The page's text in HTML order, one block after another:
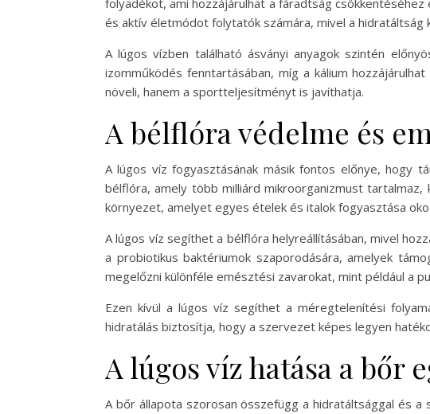
folyadékot, ami hozzájárulhat a fáradtság
és aktív életmódot folytatók számára, mivel a hidratáltság
A lúgos vízben található ásványi anyagok szintén
izomműködés fenntartásában, míg a kálium
növeli, hanem a sportteljesítményt is javíthatja.
A bélflóra védelme és
A lúgos víz fogyasztásának másik fontos előnye, hogy
bélflóra, amely több milliárd mikroorganizmust
környezet, amelyet egyes ételek és italok fogyasztása
A lúgos víz segíthet a bélflóra helyreállításában, mivel
a probiotikus baktériumok szaporodására, amelyek
megelőzni különféle emésztési zavarokat, mint például a
Ezen kívül a lúgos víz segíthet a méregtelenítési
hidratálás biztosítja, hogy a szervezet képes legyen
A lúgos víz hatása a bőr
A bőr állapota szorosan összefügg a hidratáltsággal és